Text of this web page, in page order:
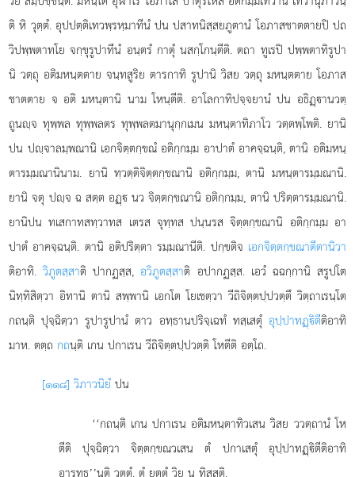
ติ หิ วุตฺตํ. อุปปตฺติเทวพฺรหฺมาทีนํ ปน ปสาทนิสฺสยภูตานํ โอภาสชาตตายปิ ปถ
วิปพฺพตาทโย จกฺขุรูปาทีนํ อนฺตรํ กาตุํ นสกฺโกนฺตีติ. ตถา ทูเรปิ ปพฺพตาทิรูปา
นิ วตฺถุ อติมหนฺตตาย จนฺทสูริย ตารกาทิ รูปานิ วิสย วตฺถุ มหนฺตตาย โอภาส
ชาตตาย จ อติ มหนฺตานิ นาม โหนฺตีติ. อาโลกาทิปจฺจยานํ ปน อธิฏฺานวตฺ
ถูนฺจ ทุพฺพล ทุพฺพลตร ทุพฺพลตมานุกฺกเมน มหนฺตาทิภาโว วตฺตพฺโพติ. ยานิ
ปน ปฺจาลมฺพณานิ เอกจิตฺตกฺขณํ อติกฺกมฺม อาปาตํ อาคจฺฉนฺติ, ตานิ อติมหนฺ
ตารมฺมณานินาม. ยานิ ทฺวตฺติจิตฺตกฺขณานิ อติกฺกมฺม, ตานิ มหนฺตารมฺมณานิ.
ยานิ จตุ ปฺจ ฉ สตฺต อฏฺ นว จิตฺตกฺขณานิ อติกฺกมฺม, ตานิ ปริตฺตารมฺมณานิ.
ยานิปน ทเสกาทสทฺวาทส เตรส จุทฺทส ปนฺนรส จิตฺตกฺขณานิ อติกฺกมฺม อา
ปาตํ อาคจฺฉนฺติ. ตานิ อติปริตฺตา รมฺมณานีติ. ปกฺขติจ เอกจิตฺตกฺขณาตีตานิวา
ติอาทิ.วิภูตสฺสาติ ปากฏสฺส,อวิภูตสฺสาติ อปากฏสฺส. เอวํ ฉฉกฺกานิ สรูปโต
นิทฺทิสิตฺวา อิทานิ ตานิ สพฺพานิ เอกโต โยเชตฺวา วีถิจิตฺตปฺปวตฺตึ วิตฺถาเรนฺโต
กถนฺติ ปุจฺฉิตฺวา รูปารูปานํ ตาว อทฺธานปริจฺเฉทํ ทสฺเสตุํ อุปฺปาทฏฺิตีติอาทิ
มาห. ตตฺถ กถนฺติ เกน ปกาเรน วีถิจิตฺตปฺปวตฺติ โหตีติ อตฺโถ.
[๑๑๘] วิภาวนิยํ ปน
‘‘กถนฺติ เกน ปกาเรน อติมหนฺตาทิวเสน วิสย ววตฺถานํ โห
ตีติ ปุจฺฉิตฺวา จิตฺตกฺขณวเสน ตํ ปกาเสตุํ อุปฺปาทฏฺิตีติอาทิ
อารทฺธ’’นฺติ วุตฺตํ. ตํ ยุตฺตํ วิย น ทิสฺสติ.